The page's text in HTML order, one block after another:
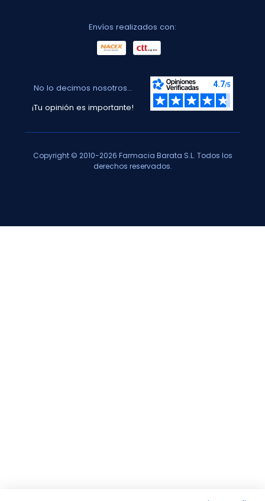
Envíos realizados con:
No lo decimos nosotros...
¡Tu opinión es importante!
Copyright © 2010-2026 Farmacia Barata S.L. Todos los
derechos reservados.